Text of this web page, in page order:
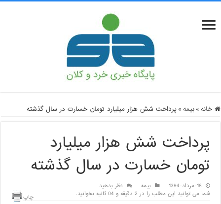
خانه » بیمه » پرداخت شش هزار میلیارد تومان خسارت در سال گذشته
پرداخت شش هزار میلیارد
تومان خسارت در سال گذشته
18-مرداد-1394 بیمه
نظر بدهید
شما می توانید این مطلب را در 2 دقیقه و 04 ثانیه بخوانید.
چاپ